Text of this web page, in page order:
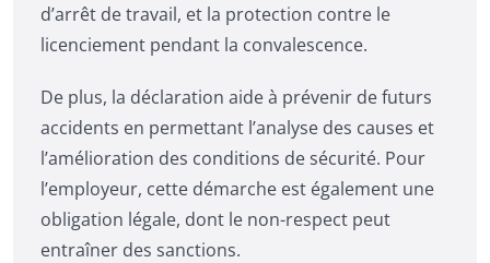
d’arrêt de travail, et la protection contre le
licenciement pendant la convalescence.
De plus, la déclaration aide à prévenir de futurs
accidents en permettant l’analyse des causes et
l’amélioration des conditions de sécurité. Pour
l’employeur, cette démarche est également une
obligation légale, dont le non-respect peut
entraîner des sanctions.